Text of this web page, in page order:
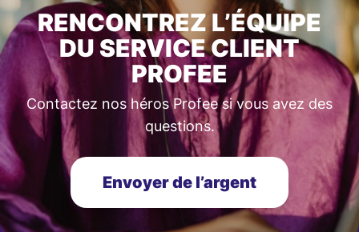
RENCONTREZ L’ÉQUIPE
DU SERVICE CLIENT
PROFEE
Contactez nos héros Profee si vous avez des
questions.
Envoyer de l’argent